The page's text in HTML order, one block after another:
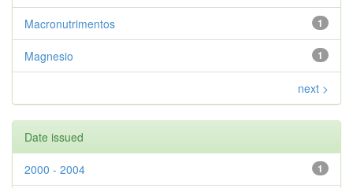
1
Macronutrimentos
1
Magnesio
next >
Date issued
1
2000 - 2004